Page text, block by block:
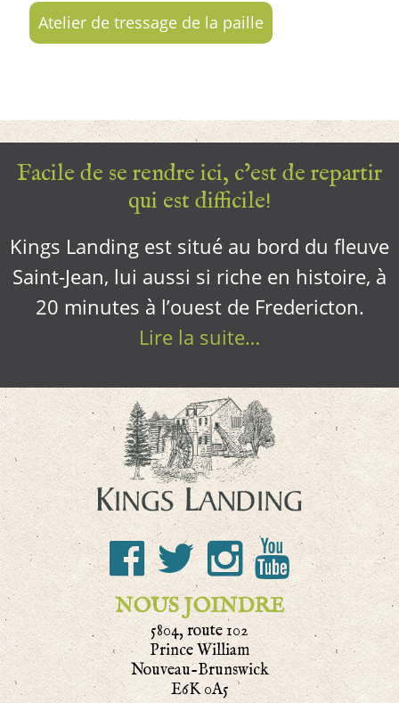
Atelier de tressage de la paille
Facile de se rendre ici, c’est de repartir
qui est difficile!
Kings Landing est situé au bord du fleuve
Saint-Jean, lui aussi si riche en histoire, à
20 minutes à l’ouest de Fredericton.
Lire la suite…
NOUS JOINDRE
5804, route 102
Prince William
Nouveau-Brunswick
E6K 0A5